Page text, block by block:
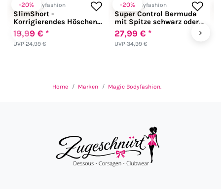
‹
-20%
Magic Bodyfashion
SlimShort -
Korrigierendes Höschen
hautfarben oder schwarz
UVP 24,99 €
19,99 € *
-20%
Magic Bodyfashion
Super Control Bermuda
mit Spitze schwarz oder
hautfarben
UVP 34,99 €
27,99 € * ›
Home Marken Magic Bodyfashion.